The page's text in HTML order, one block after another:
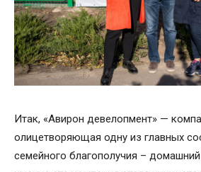
Итак, «Авирон девелопмент» —
олицетворяющая одну из главных
семейного благополучия –